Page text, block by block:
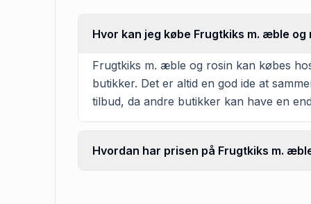
Hvor kan jeg købe Frugtkiks m. æble og
Frugtkiks m. æble og rosin kan købes
butikker. Det er altid en god ide at
tilbud, da andre butikker kan have en
Hvordan har prisen på Frugtkiks m.